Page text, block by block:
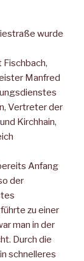
wurde
Manfred
Vertreter der
Kirchhain,
Anfang
der
zu einer
man in der
Durch die
schnelleres